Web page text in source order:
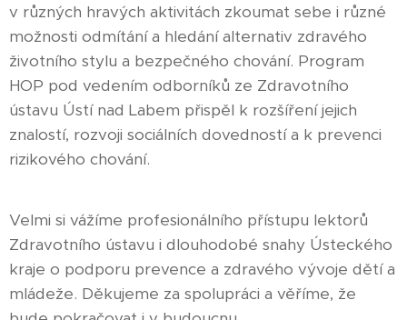
v různých hravých aktivitách zkoumat sebe i různé
možnosti odmítání a hledání alternativ zdravého
životního stylu a bezpečného chování. Program
HOP pod vedením odborníků ze Zdravotního
ústavu Ústí nad Labem přispěl k rozšíření jejich
znalostí, rozvoji sociálních dovedností a k prevenci
rizikového chování.
Velmi si vážíme profesionálního přístupu lektorů
Zdravotního ústavu i dlouhodobé snahy Ústeckého
kraje o podporu prevence a zdravého vývoje dětí a
mládeže. Děkujeme za spolupráci a věříme, že